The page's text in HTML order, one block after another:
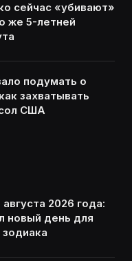
сейчас «убивают»
же 5-летней
подумать о
захватывать
США
2026 года:
новый день для